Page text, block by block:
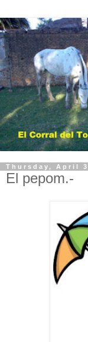
Thursday, April
El pepom.-